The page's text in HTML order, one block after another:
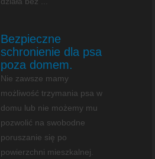
Bezpieczne
schronienie dla psa
poza domem.
Nie zawsze mamy
możliwość trzymania psa w
domu lub nie możemy mu
pozwolić na swobodne
poruszanie się po
powierzchni mieszkalnej.